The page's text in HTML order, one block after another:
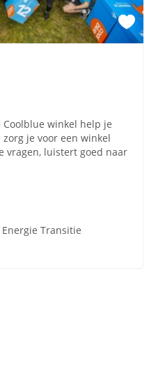
winkel help je
je voor een winkel
vragen, luistert goed naar
Energie Transitie